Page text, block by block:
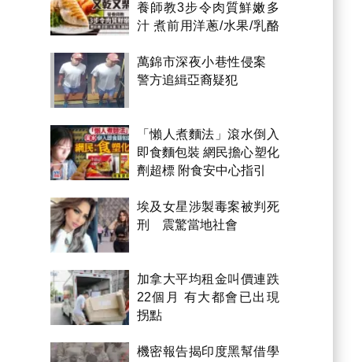
養師教3步令肉質鮮嫩多
汁 煮前用洋蔥/水果/乳酪
萬錦市深夜小巷性侵案
警方追緝亞裔疑犯
「懶人煮麵法」滾水倒入
即食麵包裝 網民擔心塑化
劑超標 附食安中心指引
埃及女星涉製毒案被判死
刑 震驚當地社會
加拿大平均租金叫價連跌
22個月 有大都會已出現
拐點
機密報告揭印度黑幫借學